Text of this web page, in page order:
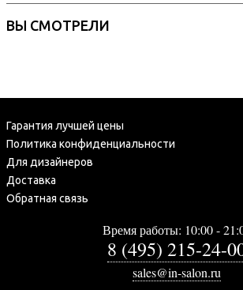
ВЫ СМОТРЕЛИ
Гарантия лучшей цены
Политика конфиденциальности
Для дизайнеров
Доставка
Обратная связь
Время работы: 10:00 -
8 (495) 215-24-
sales@in-salon.ru